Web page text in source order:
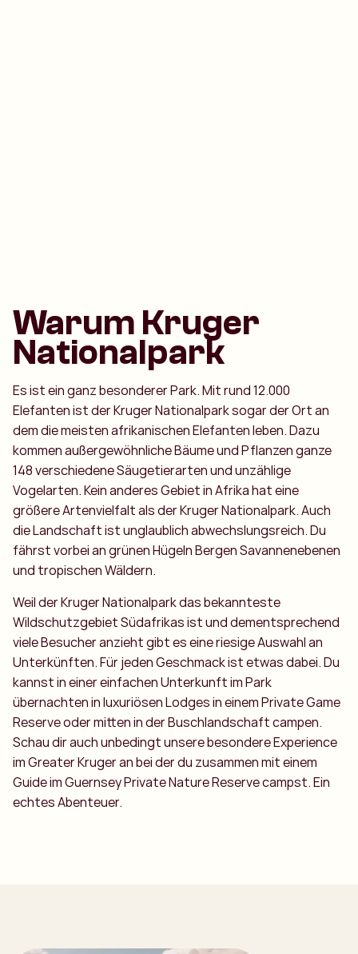
Warum Kruger
Nationalpark
Es ist ein ganz besonderer Park. Mit rund 12.000
Elefanten ist der Kruger Nationalpark sogar der Ort an
dem die meisten afrikanischen Elefanten leben. Dazu
kommen außergewöhnliche Bäume und Pflanzen ganze
148 verschiedene Säugetierarten und unzählige
Vogelarten. Kein anderes Gebiet in Afrika hat eine
größere Artenvielfalt als der Kruger Nationalpark. Auch
die Landschaft ist unglaublich abwechslungsreich. Du
fährst vorbei an grünen Hügeln Bergen Savannenebenen
und tropischen Wäldern.
Weil der Kruger Nationalpark das bekannteste
Wildschutzgebiet Südafrikas ist und dementsprechend
viele Besucher anzieht gibt es eine riesige Auswahl an
Unterkünften. Für jeden Geschmack ist etwas dabei. Du
kannst in einer einfachen Unterkunft im Park
übernachten in luxuriösen Lodges in einem Private Game
Reserve oder mitten in der Buschlandschaft campen.
Schau dir auch unbedingt unsere besondere Experience
im Greater Kruger an bei der du zusammen mit einem
Guide im Guernsey Private Nature Reserve campst. Ein
echtes Abenteuer.